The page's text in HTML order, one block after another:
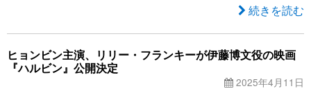
続きを読む
ヒョンビン主演、リリー・フランキーが伊藤博文役の映画
『ハルビン』公開決定
2025年4月11日